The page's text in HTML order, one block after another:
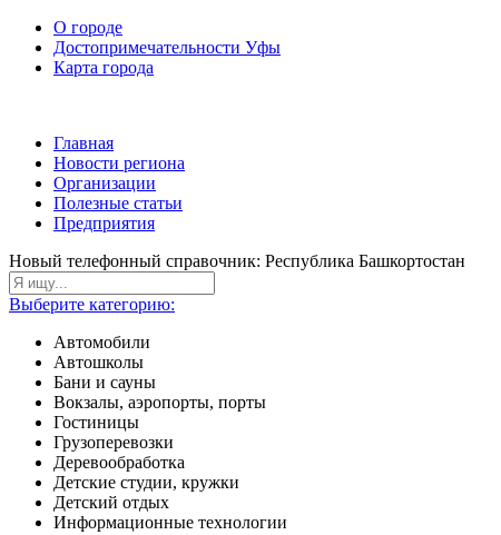
О городе
Достопримечательности Уфы
Карта города
Главная
Новости региона
Организации
Полезные статьи
Предприятия
Новый телефонный справочник: Республика Башкортостан
Выберите категорию:
Автомобили
Автошколы
Бани и сауны
Вокзалы, аэропорты, порты
Гостиницы
Грузоперевозки
Деревообработка
Детские студии, кружки
Детский отдых
Информационные технологии